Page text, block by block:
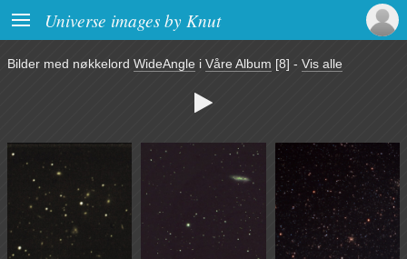
 Universe images by Knut
Bilder med nøkkelord WideAngle i Våre Album [8] - Vis alle
